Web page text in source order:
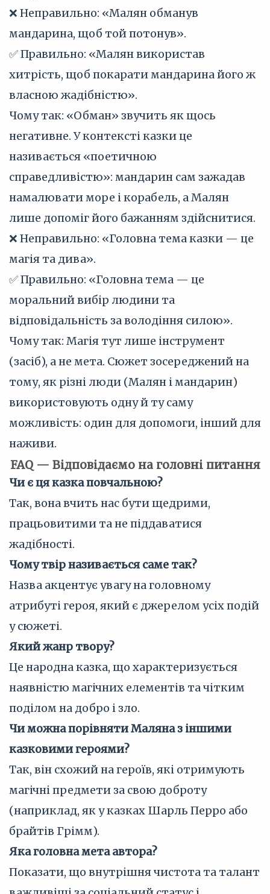
❌ Неправильно: «Малян обманув
мандарина, щоб той потонув».
✅ Правильно: «Малян використав
хитрість, щоб покарати мандарина його ж
власною жадібністю».
Чому так: «Обман» звучить як щось
негативне. У контексті казки це
називається «поетичною
справедливістю»: мандарин сам зажадав
намалювати море і корабель, а Малян
лише допоміг його бажанням здійснитися.
❌ Неправильно: «Головна тема казки — це
магія та дива».
✅ Правильно: «Головна тема — це
моральний вибір людини та
відповідальність за володіння силою».
Чому так: Магія тут лише інструмент
(засіб), а не мета. Сюжет зосереджений на
тому, як різні люди (Малян і мандарин)
використовують одну й ту саму
можливість: один для допомоги, інший для
наживи.
FAQ — Відповідаємо на головні питання
Чи є ця казка повчальною?
Так, вона вчить нас бути щедрими,
працьовитими та не піддаватися
жадібності.
Чому твір називається саме так?
Назва акцентує увагу на головному
атрибуті героя, який є джерелом усіх подій
у сюжеті.
Який жанр твору?
Це народна казка, що характеризується
наявністю магічних елементів та чітким
поділом на добро і зло.
Чи можна порівняти Маляна з іншими
казковими героями?
Так, він схожий на героїв, які отримують
магічні предмети за свою доброту
(наприклад, як у казках Шарль Перро або
брайтів Грімм).
Яка головна мета автора?
Показати, що внутрішня чистота та талант